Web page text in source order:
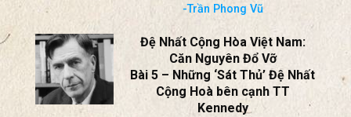
-Trần Phong Vũ
Đệ Nhất Cộng Hòa Việt Nam:
Căn Nguyên Đổ Vỡ
Bài 5 – Những ‘Sát Thủ’ Đệ Nhất
Cộng Hoà bên cạnh TT
Kennedy